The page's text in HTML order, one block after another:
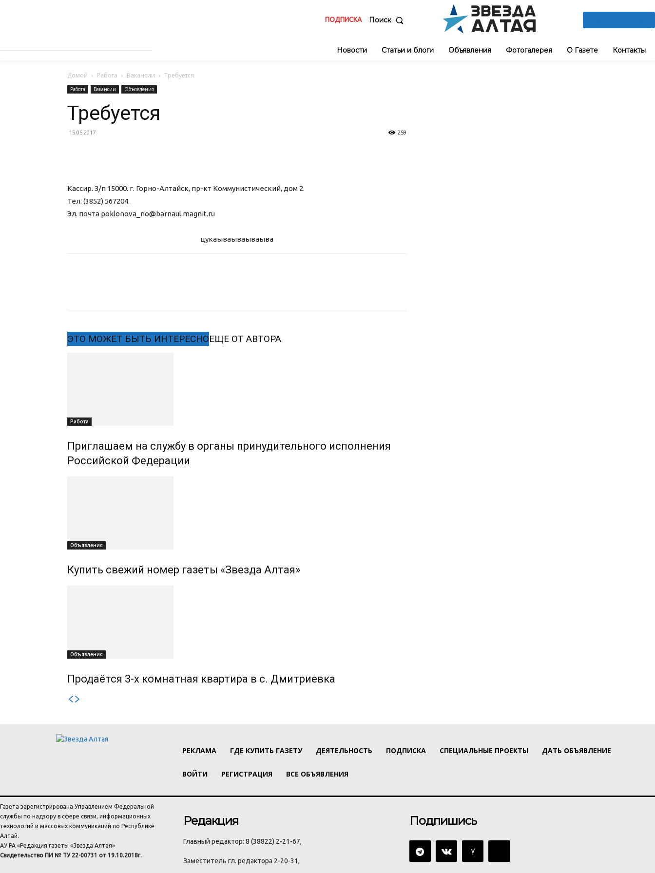
ПОДПИСКА Поиск
Новости Статьи и блоги Объявления Фотогалерея О Газете Контакты
Домой Работа Вакансии Требуется
Работа Вакансии Объявления
Требуется
15.05.2017 259
Кассир. З/п 15000. г. Горно-Алтайск, пр-кт Коммунистический, дом 2.
Тел. (3852) 567204.
Эл. почта poklonova_no@barnaul.magnit.ru
цукаываываываыва
ЭТО МОЖЕТ БЫТЬ ИНТЕРЕСНОЕЩЕ ОТ АВТОРА
Работа
Приглашаем на службу в органы принудительного исполнения
Российской Федерации
Объявления
Купить свежий номер газеты «Звезда Алтая»
Объявления
Продаётся 3-х комнатная квартира в с. Дмитриевка
РЕКЛАМА ГДЕ КУПИТЬ ГАЗЕТУ ДЕЯТЕЛЬНОСТЬ ПОДПИСКА СПЕЦИАЛЬНЫЕ ПРОЕКТЫ ДАТЬ ОБЪЯВЛЕНИЕ
ВОЙТИ РЕГИСТРАЦИЯ ВСЕ ОБЪЯВЛЕНИЯ
Газета зарегистрирована Управлением Федеральной
службы по надзору в сфере связи, информационных
технологий и массовых коммуникаций по Республике
Алтай.
АУ РА «Редакция газеты «Звезда Алтая»
Свидетельство ПИ № ТУ 22-00731 от 19.10.2018г.
Редакция
Главный редактор: 8 (38822) 2-21-67,
Заместитель гл. редактора 2-20-31,
Подпишись